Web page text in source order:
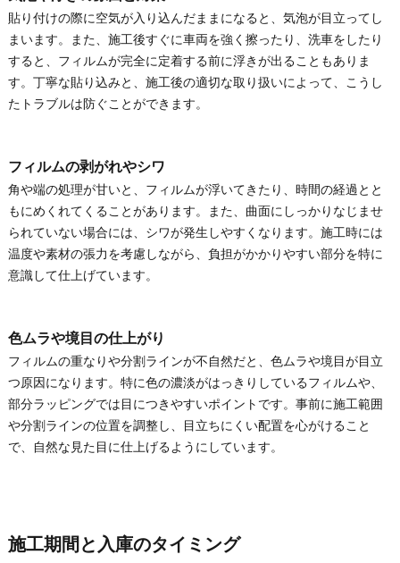
貼り付けの際に空気が入り込んだままになると、気泡が目立ってし
まいます。また、施工後すぐに車両を強く擦ったり、洗車をしたり
すると、フィルムが完全に定着する前に浮きが出ることもありま
す。丁寧な貼り込みと、施工後の適切な取り扱いによって、こうし
たトラブルは防ぐことができます。
フィルムの剥がれやシワ
角や端の処理が甘いと、フィルムが浮いてきたり、時間の経過とと
もにめくれてくることがあります。また、曲面にしっかりなじませ
られていない場合には、シワが発生しやすくなります。施工時には
温度や素材の張力を考慮しながら、負担がかかりやすい部分を特に
意識して仕上げています。
色ムラや境目の仕上がり
フィルムの重なりや分割ラインが不自然だと、色ムラや境目が目立
つ原因になります。特に色の濃淡がはっきりしているフィルムや、
部分ラッピングでは目につきやすいポイントです。事前に施工範囲
や分割ラインの位置を調整し、目立ちにくい配置を心がけること
で、自然な見た目に仕上げるようにしています。
施工期間と入庫のタイミング